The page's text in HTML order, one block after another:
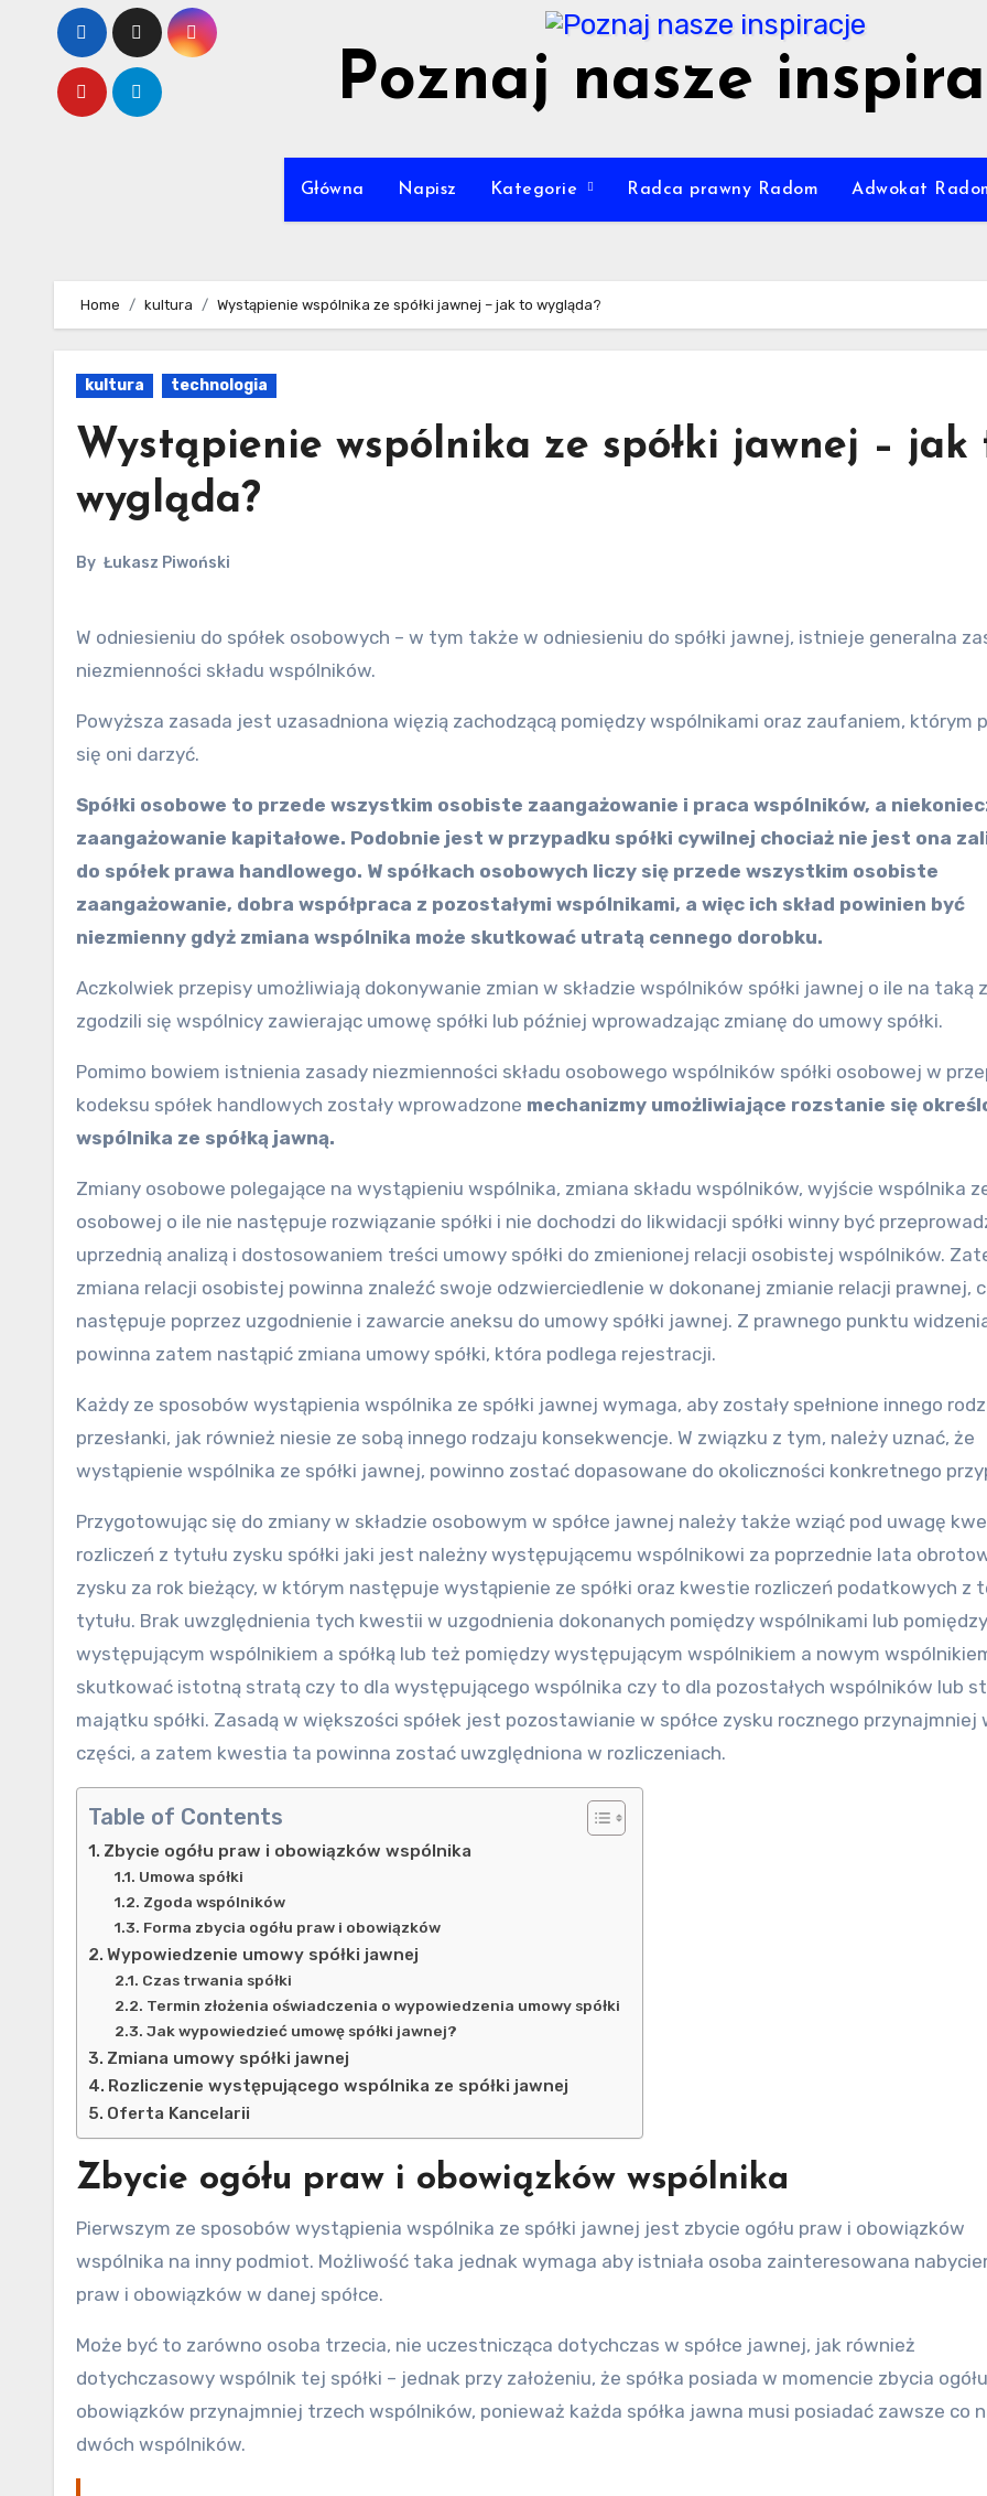
content
Poznaj nasze
Główna Napisz Kategorie Radca prawny Radom Adwokat
Home kultura Wystąpienie wspólnika ze spółki jawnej – jak to wygląda?
kultura technologia
Wystąpienie wspólnika ze spółki jawnej – jak
wygląda?
By Łukasz Piwoński
W odniesieniu do spółek osobowych – w tym także w odniesieniu do spółki jawnej, istnieje generalna zasada
niezmienności składu wspólników.
Powyższa zasada jest uzasadniona więzią zachodzącą pomiędzy wspólnikami oraz zaufaniem, którym
się oni darzyć.
Spółki osobowe to przede wszystkim osobiste zaangażowanie i praca wspólników, a
zaangażowanie kapitałowe. Podobnie jest w przypadku spółki cywilnej chociaż nie jest ona
do spółek prawa handlowego. W spółkach osobowych liczy się przede wszystkim osobiste
zaangażowanie, dobra współpraca z pozostałymi wspólnikami, a więc ich skład powinien być
niezmienny gdyż zmiana wspólnika może skutkować utratą cennego dorobku.
Aczkolwiek przepisy umożliwiają dokonywanie zmian w składzie wspólników spółki jawnej o ile na taką
zgodzili się wspólnicy zawierając umowę spółki lub później wprowadzając zmianę do umowy spółki.
Pomimo bowiem istnienia zasady niezmienności składu osobowego wspólników spółki osobowej w
kodeksu spółek handlowych zostały wprowadzone mechanizmy umożliwiające rozstanie się
wspólnika ze spółką jawną.
Zmiany osobowe polegające na wystąpieniu wspólnika, zmiana składu wspólników, wyjście wspólnika
osobowej o ile nie następuje rozwiązanie spółki i nie dochodzi do likwidacji spółki winny być
uprzednią analizą i dostosowaniem treści umowy spółki do zmienionej relacji osobistej wspólników.
zmiana relacji osobistej powinna znaleźć swoje odzwierciedlenie w dokonanej zmianie relacji prawnej,
następuje poprzez uzgodnienie i zawarcie aneksu do umowy spółki jawnej. Z prawnego punktu
powinna zatem nastąpić zmiana umowy spółki, która podlega rejestracji.
Każdy ze sposobów wystąpienia wspólnika ze spółki jawnej wymaga, aby zostały spełnione innego
przesłanki, jak również niesie ze sobą innego rodzaju konsekwencje. W związku z tym, należy uznać, że
wystąpienie wspólnika ze spółki jawnej, powinno zostać dopasowane do okoliczności konkretnego
Przygotowując się do zmiany w składzie osobowym w spółce jawnej należy także wziąć pod uwagę
rozliczeń z tytułu zysku spółki jaki jest należny występującemu wspólnikowi za poprzednie lata
zysku za rok bieżący, w którym następuje wystąpienie ze spółki oraz kwestie rozliczeń podatkowych z
tytułu. Brak uwzględnienia tych kwestii w uzgodnienia dokonanych pomiędzy wspólnikami lub pomiędzy
występującym wspólnikiem a spółką lub też pomiędzy występującym wspólnikiem a nowym
skutkować istotną stratą czy to dla występującego wspólnika czy to dla pozostałych wspólników lub
majątku spółki. Zasadą w większości spółek jest pozostawianie w spółce zysku rocznego przynajmniej
części, a zatem kwestia ta powinna zostać uwzględniona w rozliczeniach.
Table of Contents
Zbycie ogółu praw i obowiązków wspólnika
Umowa spółki
Zgoda wspólników
Forma zbycia ogółu praw i obowiązków
Wypowiedzenie umowy spółki jawnej
Czas trwania spółki
Termin złożenia oświadczenia o wypowiedzenia umowy spółki
Jak wypowiedzieć umowę spółki jawnej?
Zmiana umowy spółki jawnej
Rozliczenie występującego wspólnika ze spółki jawnej
Oferta Kancelarii
Zbycie ogółu praw i obowiązków wspólnika
Pierwszym ze sposobów wystąpienia wspólnika ze spółki jawnej jest zbycie ogółu praw i obowiązków
wspólnika na inny podmiot. Możliwość taka jednak wymaga aby istniała osoba zainteresowana
praw i obowiązków w danej spółce.
Może być to zarówno osoba trzecia, nie uczestnicząca dotychczas w spółce jawnej, jak również
dotychczasowy wspólnik tej spółki – jednak przy założeniu, że spółka posiada w momencie zbycia
obowiązków przynajmniej trzech wspólników, ponieważ każda spółka jawna musi posiadać zawsze co
dwóch wspólników.